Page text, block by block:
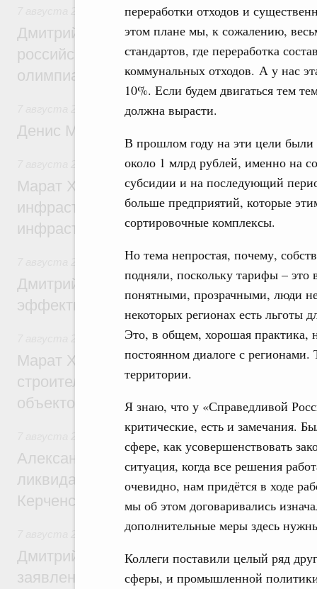
переработки отходов и
этом плане мы, к сожалению,
стандартов, где переработка
коммунальных отходов. А у нас
10%. Если будем двигаться тем
должна вырасти.
В прошлом году на эти цели были
около 1 млрд рублей, именно на
субсидии и на последующий
больше предприятий, которые
сортировочные комплексы.
Но тема непростая, почему,
подняли, поскольку тарифы –
понятными, прозрачными, люди
некоторых регионах есть льготы
Это, в общем, хорошая практика,
постоянном диалоге с
территории.
Я знаю, что у «Справедливой
критические, есть и замечания.
сфере, как усовершенствовать
ситуация, когда все решения
очевидно, нам придётся в ходе
мы об этом договаривались
дополнительные меры здесь
Коллеги поставили целый ряд
сферы, и промышленной
Отрасль информационных технологий
Дмитрий Чернышенко и Сергей Кравцов
российскую сборную с победой на
олимпиаде по искусственному
Общие вопросы промышленной политики
Денис Мантуров посетил Ярославскую
Бюджеты субъектов Федерации.
Марат Хуснуллин: 15 объектов
инфраструктуры построили и обновили
инфраструктурным кредитам
Развитие сельских территорий
Дмитрий Патрушев: Синхронизация
эффективность поддержки сельских
Экономика городов. Городская среда
Марат Хуснуллин: «Единый заказчик»
строительство и реконструкцию более
объектов
Чрезвычайные ситуации и ликвидация их
Александр Козлов провёл заседание
ликвидации последствий чрезвычайной
Керченском проливе
Среднее профессиональное образование
Дмитрий Чернышенко: Установлен
заявлений от абитуриентов колледжей и